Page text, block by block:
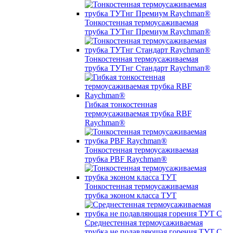
Тонкостенная термоусаживаемая
трубка ТУТнг Премиум Raychman®
Тонкостенная термоусаживаемая
трубка ТУТнг Стандарт Raychman®
Гибкая тонкостенная
термоусаживаемая трубка RBF
Raychman®
Тонкостенная термоусаживаемая
трубка PBF Raychman®
Тонкостенная термоусаживаемая
трубка эконом класса ТУТ
Среднестенная термоусаживаемая